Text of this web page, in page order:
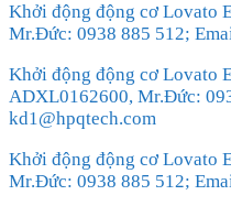
Khởi động động cơ Lovato
Mr.Đức: 0938 885 512;
Khởi động động cơ Lovato
ADXL0162600, Mr.Đức:
kd1@hpqtech.com
Khởi động động cơ Lovato
Mr.Đức: 0938 885 512;